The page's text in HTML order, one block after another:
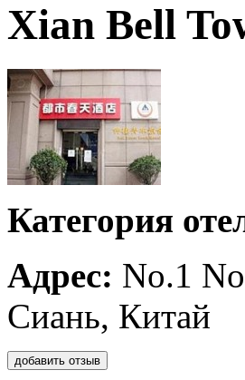
Xian Bell
Категория
Адрес: No.1
Сиань, Китай
добавить отзыв